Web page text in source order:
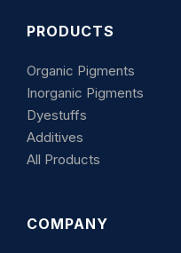
PRODUCTS
Organic Pigments
Inorganic Pigments
Dyestuffs
Additives
All Products
COMPANY